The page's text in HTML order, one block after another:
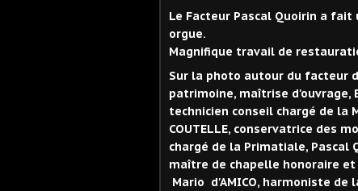
Le Facteur Pascal Quoirin a
orgue.
Magnifique travail de
Sur la photo autour du facteur
patrimoine, maîtrise d'ouvrage,
technicien conseil chargé de la
COUTELLE, conservatrice des
chargé de la Primatiale, Pascal
maître de chapelle honoraire
Mario d'AMICO, harmoniste